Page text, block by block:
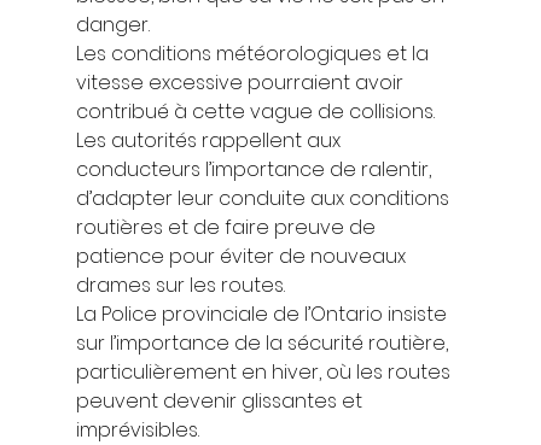
danger.
Les conditions météorologiques et la
vitesse excessive pourraient avoir
contribué à cette vague de collisions.
Les autorités rappellent aux
conducteurs l’importance de ralentir,
d’adapter leur conduite aux conditions
routières et de faire preuve de
patience pour éviter de nouveaux
drames sur les routes.
La Police provinciale de l’Ontario insiste
sur l’importance de la sécurité routière,
particulièrement en hiver, où les routes
peuvent devenir glissantes et
imprévisibles.